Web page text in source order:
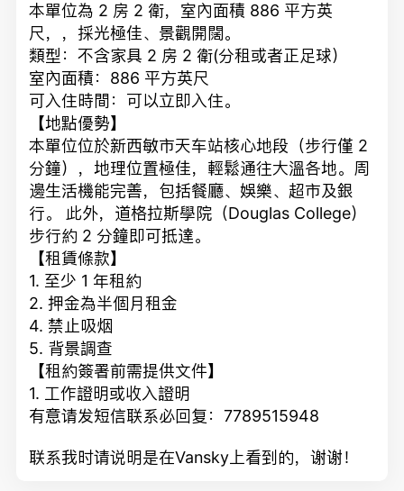
本單位為 2 房 2 衛，室內面積 886 平方英
尺，，採光極佳、景觀開闊。
類型：不含家具 2 房 2 衛(分租或者正足球）
室內面積：886 平方英尺
可入住時間：可以立即入住。
【地點優勢】
本單位位於新⻄敏市天车站核心地段（步行僅 2
分鐘），地理位置極佳，輕鬆通往大溫各地。周
邊生活機能完善，包括餐廳、娛樂、超市及銀
行。 此外，道格拉斯學院（Douglas College）
步行約 2 分鐘即可抵達。
【租賃條款】
1. 至少 1 年租約
2. 押金為半個月租金
4. 禁止吸烟
5. 背景調查
【租約簽署前需提供文件】
1. 工作證明或收入證明
有意请发短信联系必回复：7789515948
联系我时请说明是在Vansky上看到的，谢谢！